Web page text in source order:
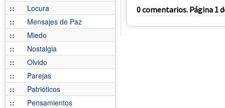
::
Locura
::
Mensajes de Paz
::
Miedo
::
Nostalgia
::
Olvido
::
Parejas
::
Patrióticos
::
Pensamientos
0 comentarios. Página 1